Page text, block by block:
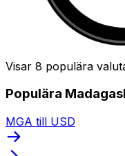
Visar 8 populära
Populära
MGA till USD